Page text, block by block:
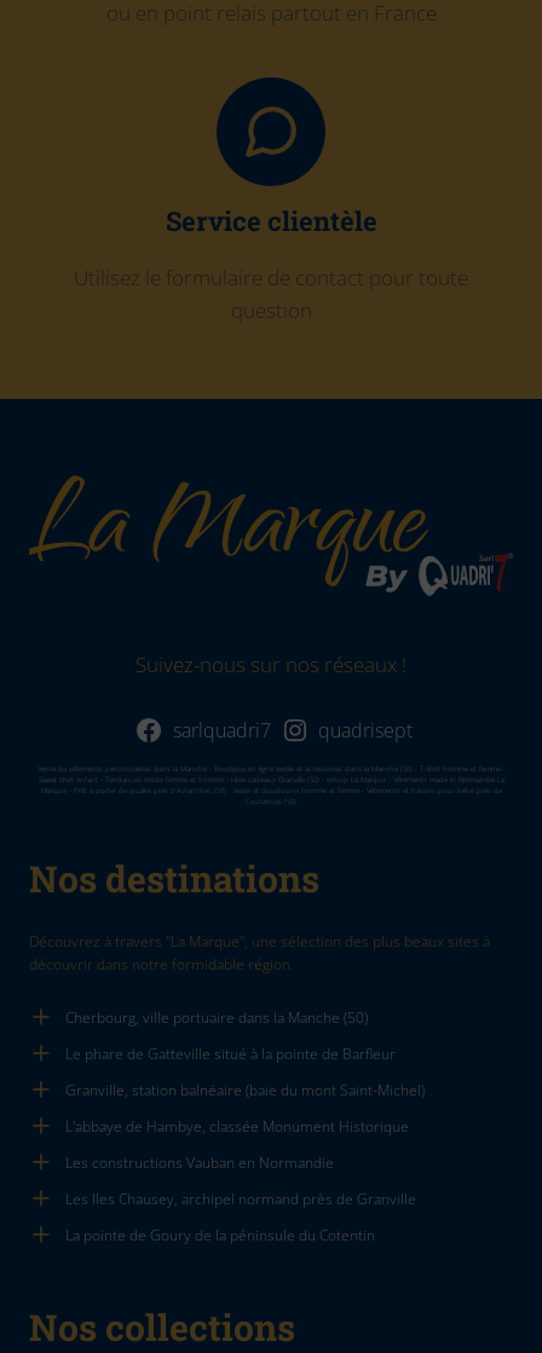
ou en point relais partout en France
Service clientèle
Utilisez le formulaire de contact pour toute
question
Suivez-nous sur nos réseaux !
sarlquadri7 quadrisept
Vente de vêtements personnalisés dans la Manche - Boutique en ligne textile et accessoires dans la Manvhe (50) - T-Shirt homme et femme -
Sweat shirt enfant - Tendances mode femme et homme - Idée cadeaux Granville (50) - eshop La Marque - Vêtements made in Normandie La
Marque - Prêt à porter de qualité près d'Avranches (50) - Veste et doudoune homme et femme - Vêtements et bavoirs pour bébé près de
Coutances (50)
Nos destinations
Découvrez à travers "La Marque", une sélection des plus beaux sites à
découvrir dans notre formidable région.
Cherbourg, ville portuaire dans la Manche (50)
Le phare de Gatteville situé à la pointe de Barfleur
Granville, station balnéaire (baie du mont Saint-Michel)
L'abbaye de Hambye, classée Monument Historique
Les constructions Vauban en Normandie
Les Iles Chausey, archipel normand près de Granville
La pointe de Goury de la péninsule du Cotentin
Nos collections